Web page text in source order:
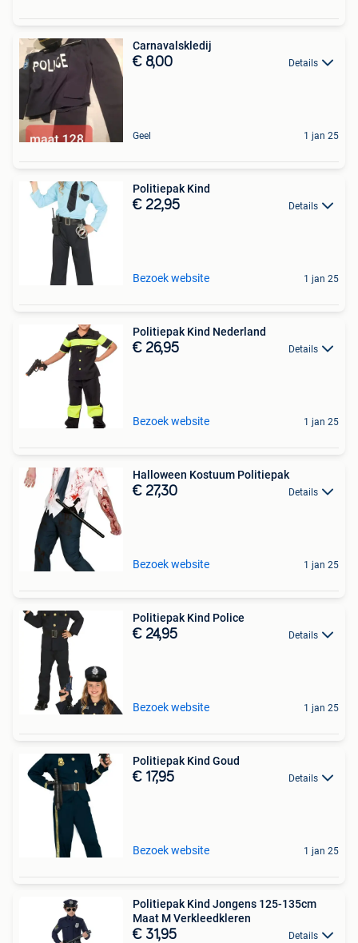
Carnavalskledij
€ 8,00 Details
Geel 1 jan 25
Politiepak Kind
€ 22,95 Details
Bezoek website 1 jan 25
Politiepak Kind Nederland
€ 26,95 Details
Bezoek website 1 jan 25
Halloween Kostuum Politiepak
€ 27,30 Details
Bezoek website 1 jan 25
Politiepak Kind Police
€ 24,95 Details
Bezoek website 1 jan 25
Politiepak Kind Goud
€ 17,95 Details
Bezoek website 1 jan 25
Politiepak Kind Jongens 125-135cm
Maat M Verkleedkleren
€ 31,95 Details